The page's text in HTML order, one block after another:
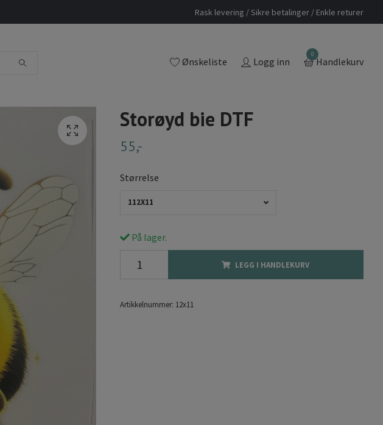
Rask levering / Sikre betalinger / Enkle returer
Ønskeliste Logg inn
0
Handlekurv
Storøyd bie DTF
55,-
Størrelse
112X11
På lager.
LEGG I HANDLEKURV
Artikkelnummer: 12x11